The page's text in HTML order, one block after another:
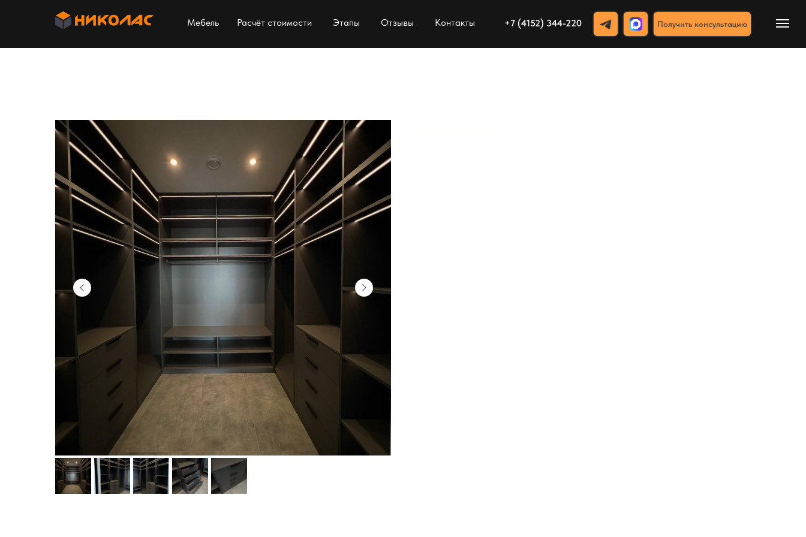
Мебель Расчёт стоимости Этапы Отзывы Контакты +7 (4152) 344-220 Получить консультацию